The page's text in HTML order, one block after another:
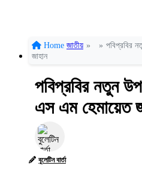
Home জাতীয় » » পবিপ্রবির
জাহান
পবিপ্রবির নতুন
এস এম হেমায়েত
বুলেটিন বার্তা